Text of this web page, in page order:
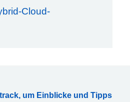
Cloud-
um Einblicke und Tipps